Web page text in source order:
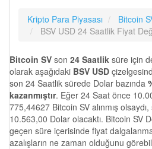
Kripto Para Piyasası
Bitcoin
BSV USD 24 Saatlik Fiyat
Bitcoin SV son 24 Saatlik süre için
olarak aşağıdaki BSV USD
son 24 Saatlik sürede Dolar bazında
kazanmıştır. Eğer 24 Saat önce
775,44627 Bitcoin SV alınmış
10.563,00 Dolar olacaktı. Bitcoin SV
geçen süre içerisinde fiyat
azalışların ne zaman olduğunu